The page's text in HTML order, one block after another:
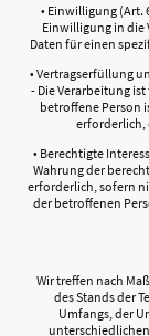
• Einwilligung (Art.
Einwilligung in die
Daten für einen
• Vertragserfüllung
- Die Verarbeitung
betroffene Person
erforderlich,
• Berechtigte
Wahrung der
erforderlich, sofern
der betroffenen
Wir treffen nach
des Stands der
Umfangs, der